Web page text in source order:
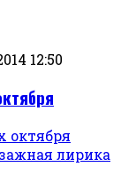
12:50
лирика